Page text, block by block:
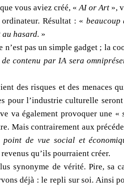
vous aviez créé, «AI or Art »,
Résultat : « beaucoup
hasard. »
pas un simple gadget ; la
contenu par IA sera
des risques et des menaces
pour l’industrie culturelle
va également provoquer une «
Mais contrairement aux
de vue social et
qu’ils pourraient créer.
synonyme de vérité. Pire, sa
déjà : le repli sur soi. Ainsi